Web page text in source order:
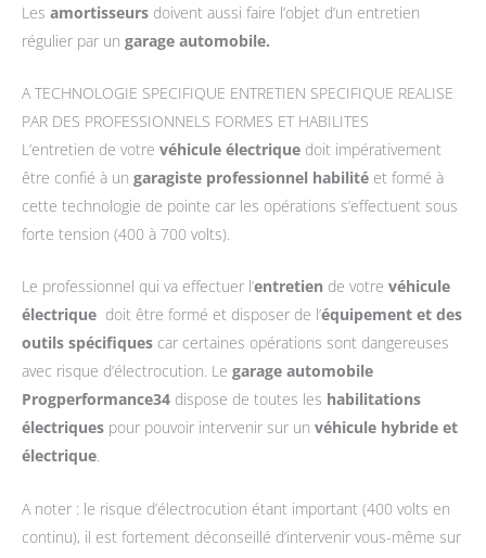
Les amortisseurs doivent aussi faire l’objet d’un entretien
régulier par un garage automobile.
A TECHNOLOGIE SPECIFIQUE ENTRETIEN SPECIFIQUE REALISE
PAR DES PROFESSIONNELS FORMES ET HABILITES
L’entretien de votre véhicule électrique doit impérativement
être confié à un garagiste professionnel habilité et formé à
cette technologie de pointe car les opérations s’effectuent sous
forte tension (400 à 700 volts).
Le professionnel qui va effectuer l’entretien de votre véhicule
électrique doit être formé et disposer de l’équipement et des
outils spécifiques car certaines opérations sont dangereuses
avec risque d’électrocution. Le garage automobile
Progperformance34 dispose de toutes les habilitations
électriques pour pouvoir intervenir sur un véhicule hybride et
électrique.
A noter : le risque d’électrocution étant important (400 volts en
continu), il est fortement déconseillé d’intervenir vous-même sur